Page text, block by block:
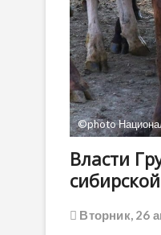
©photo
Власти
Вторник, 26